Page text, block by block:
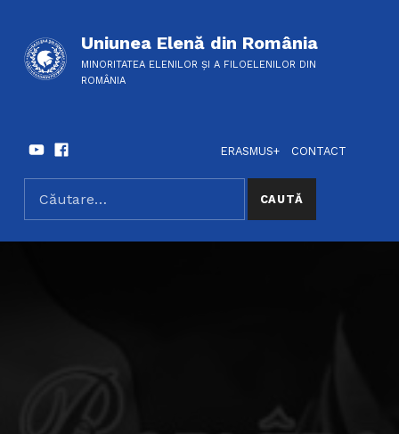
Uniunea Elenă din România
MINORITATEA ELENILOR ȘI A FILOELENILOR DIN
ROMÂNIA
SOCIAL LINKS
YoutubeFacebook
ERASMUS+
CONTACT
SEARCH THE SITE
Caută după: